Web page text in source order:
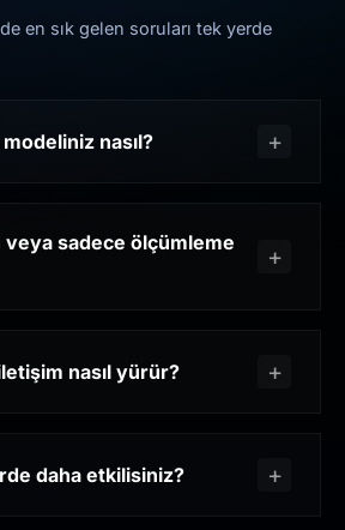
en sık gelen soruları tek yerde
nasıl?
veya sadece ölçümleme
nasıl yürür?
daha etkilisiniz?